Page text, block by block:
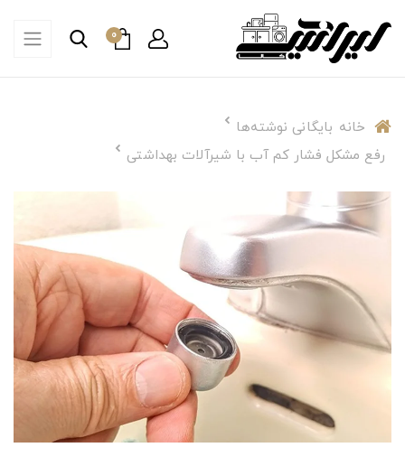
0
خانه بایگانی نوشته‌ها
رفع مشکل فشار کم آب با شیرآلات بهداشتی